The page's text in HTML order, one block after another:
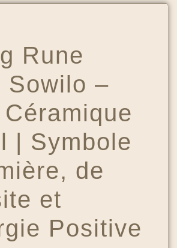
Rune
Sowilo –
| Symbole
de
et
Positive